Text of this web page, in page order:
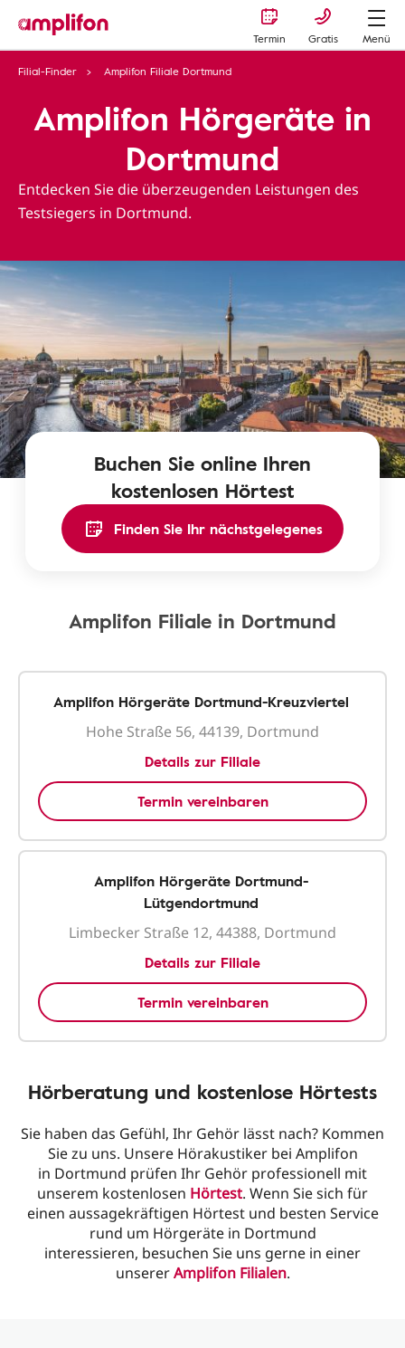
Termin Gratis
Menü
Filial-Finder
Amplifon Filiale Dortmund
Amplifon Hörgeräte in
Dortmund
Entdecken Sie die überzeugenden Leistungen des
Testsiegers in Dortmund.
Buchen Sie online Ihren
kostenlosen Hörtest
Finden Sie Ihr nächstgelegenes
Amplifon Filiale in Dortmund
Amplifon Hörgeräte Dortmund-Kreuzviertel
Hohe Straße 56, 44139, Dortmund
Details zur Filiale
Termin vereinbaren
Amplifon Hörgeräte Dortmund-
Lütgendortmund
Limbecker Straße 12, 44388, Dortmund
Details zur Filiale
Termin vereinbaren
Hörberatung und kostenlose Hörtests
Sie haben das Gefühl, Ihr Gehör lässt nach? Kommen
Sie zu uns. Unsere Hörakustiker bei Amplifon
in Dortmund prüfen Ihr Gehör professionell mit
unserem kostenlosen Hörtest. Wenn Sie sich für
einen aussagekräftigen Hörtest und besten Service
rund um Hörgeräte in Dortmund
interessieren, besuchen Sie uns gerne in einer
unsererAmplifon Filialen.